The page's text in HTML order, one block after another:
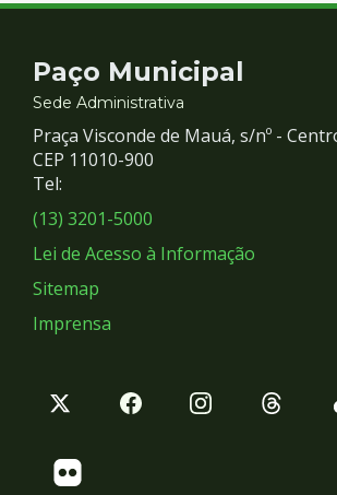
Contato
e
Redes
Sociais
Paço Municipal
Sede Administrativa
Praça Visconde de Mauá, s/nº -
CEP 11010-900
Tel:
(13) 3201-5000
Lei de Acesso à Informação
Sitemap
Imprensa